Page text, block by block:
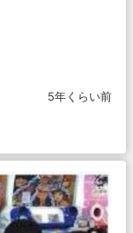
5年くらい前